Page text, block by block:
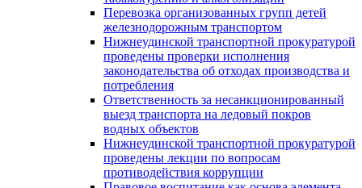
Перевозка организованных групп детей
железнодорожным транспортом
Нижнеудинской транспортной прокуратурой
проведены проверки исполнения
законодательства об отходах производства и
потребления
Ответственность за несанкционированный
выезд транспорта на ледовый покров
водных объектов
Нижнеудинской транспортной прокуратурой
проведены лекции по вопросам
противодействия коррупции